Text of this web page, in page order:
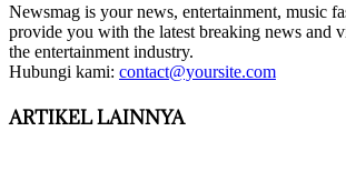
Newsmag is your news, entertainment, music
provide you with the latest breaking news and
the entertainment industry.
Hubungi kami: contact@yoursite.com
ARTIKEL LAINNYA